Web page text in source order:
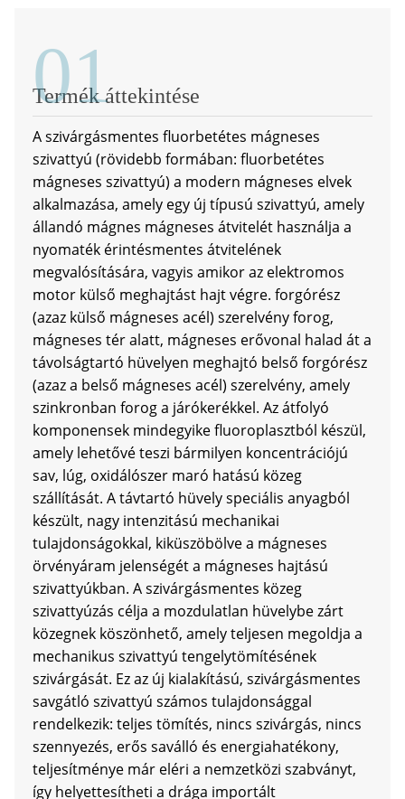
01
Termék áttekintése
A szivárgásmentes fluorbetétes mágneses
szivattyú (rövidebb formában: fluorbetétes
mágneses szivattyú) a modern mágneses elvek
alkalmazása, amely egy új típusú szivattyú, amely
állandó mágnes mágneses átvitelét használja a
nyomaték érintésmentes átvitelének
megvalósítására, vagyis amikor az elektromos
motor külső meghajtást hajt végre. forgórész
(azaz külső mágneses acél) szerelvény forog,
mágneses tér alatt, mágneses erővonal halad át a
távolságtartó hüvelyen meghajtó belső forgórész
(azaz a belső mágneses acél) szerelvény, amely
szinkronban forog a járókerékkel. Az átfolyó
komponensek mindegyike fluoroplasztból készül,
amely lehetővé teszi bármilyen koncentrációjú
sav, lúg, oxidálószer maró hatású közeg
szállítását. A távtartó hüvely speciális anyagból
készült, nagy intenzitású mechanikai
tulajdonságokkal, kiküszöbölve a mágneses
örvényáram jelenségét a mágneses hajtású
szivattyúkban. A szivárgásmentes közeg
szivattyúzás célja a mozdulatlan hüvelybe zárt
közegnek köszönhető, amely teljesen megoldja a
mechanikus szivattyú tengelytömítésének
szivárgását. Ez az új kialakítású, szivárgásmentes
savgátló szivattyú számos tulajdonsággal
rendelkezik: teljes tömítés, nincs szivárgás, nincs
szennyezés, erős saválló és energiahatékony,
teljesítménye már eléri a nemzetközi szabványt,
így helyettesítheti a drága importált